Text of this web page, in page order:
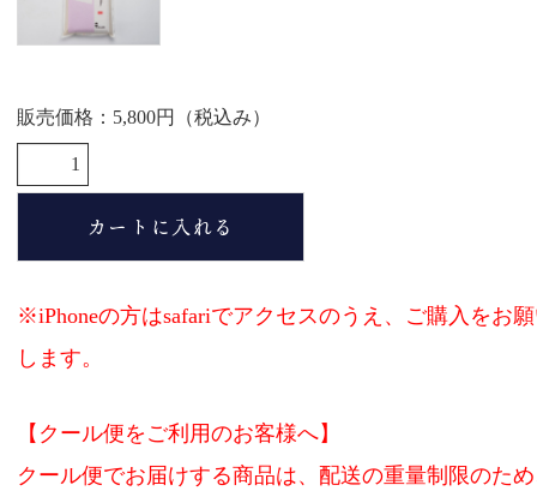
片山ポリシー
メディア掲載実績
カートをみる
販売価格：5,800円（税込み）
※iPhoneの方はsafariでアクセスのうえ、ご購入をお
します。
【クール便をご利用のお客様へ】
クール便でお届けする商品は、配送の重量制限のた